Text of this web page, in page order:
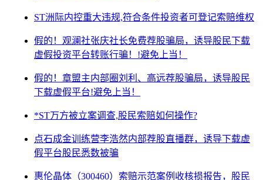
ST洲际内控重大违规,符合条件投资者可登记索赔维权
假的！观澜社张庆社长免费荐股骗局，诱导股民下载
虚假投资平台转账行骗！!避免上当！
假的！章盟主内部圈刘利、高远荐股骗局，诱导股民
下载虚假平台!避免上当！
*ST万方被立案调查,股民索赔如何操作?
点石成金训练营李浩然内部荐股直播群，诱导下载虚
假平台股民悉数被骗
惠伦晶体（300460）索赔示范案例收核损报告，股民